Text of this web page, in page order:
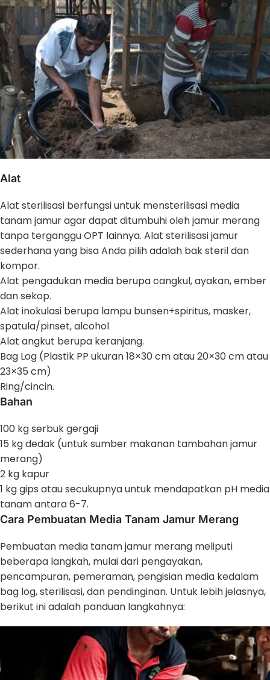
Alat
Alat sterilisasi berfungsi untuk mensterilisasi media
tanam jamur agar dapat ditumbuhi oleh jamur merang
tanpa terganggu OPT lainnya. Alat sterilisasi jamur
sederhana yang bisa Anda pilih adalah bak steril dan
kompor.
Alat pengadukan media berupa cangkul, ayakan, ember
dan sekop.
Alat inokulasi berupa lampu bunsen+spiritus, masker,
spatula/pinset, alcohol
Alat angkut berupa keranjang.
Bag Log (Plastik PP ukuran 18×30 cm atau 20×30 cm atau
23×35 cm)
Ring/cincin.
Bahan
100 kg serbuk gergaji
15 kg dedak (untuk sumber makanan tambahan jamur
merang)
2 kg kapur
1 kg gips atau secukupnya untuk mendapatkan pH media
tanam antara 6-7.
Cara Pembuatan Media Tanam Jamur Merang
Pembuatan media tanam jamur merang meliputi
beberapa langkah, mulai dari pengayakan,
pencampuran, pemeraman, pengisian media kedalam
bag log, sterilisasi, dan pendinginan. Untuk lebih jelasnya,
berikut ini adalah panduan langkahnya: